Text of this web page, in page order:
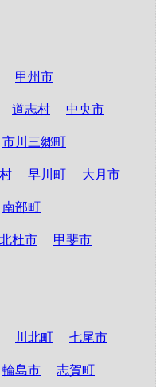
甲州市
道志村 中央市
市川三郷町
早川町 大月市
南部町
北杜市 甲斐市
川北町 七尾市
輪島市 志賀町